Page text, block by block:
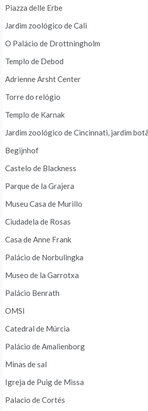
Piazza delle Erbe
Jardim zoológico de Cali
O Palácio de Drottningholm
Templo de Debod
Adrienne Arsht Center
Torre do relógio
Templo de Karnak
Jardim zoológico de Cincinnati, jardim
Begijnhof
Castelo de Blackness
Parque de la Grajera
Museu Casa de Murillo
Ciudadela de Rosas
Casa de Anne Frank
Palácio de Norbulingka
Museo de la Garrotxa
Palácio Benrath
OMSI
Catedral de Múrcia
Palácio de Amalienborg
Minas de sal
Igreja de Puig de Missa
Palacio de Cortés